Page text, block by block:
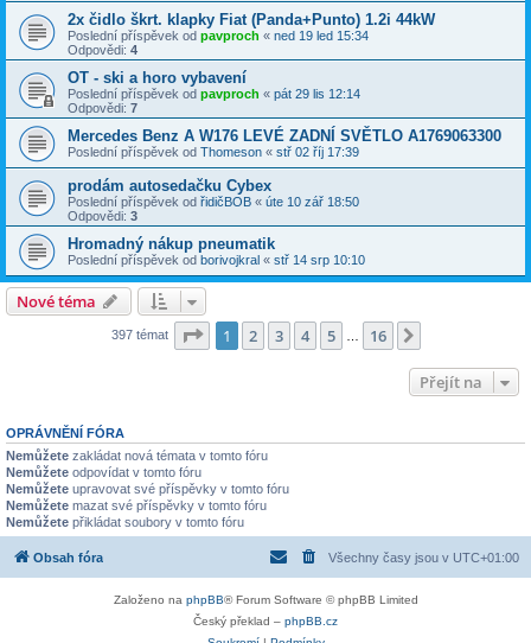
2x čidlo škrt. klapky Fiat (Panda+Punto) 1.2i 44kW
Poslední příspěvek od pavproch « ned 19 led 15:34
Odpovědi: 4
OT - ski a horo vybavení
Poslední příspěvek od pavproch « pát 29 lis 12:14
Odpovědi: 7
Mercedes Benz A W176 LEVÉ ZADNÍ SVĚTLO A1769063300
Poslední příspěvek od Thomeson « stř 02 říj 17:39
prodám autosedačku Cybex
Poslední příspěvek od řidičBOB « úte 10 zář 18:50
Odpovědi: 3
Hromadný nákup pneumatik
Poslední příspěvek od borivojkral « stř 14 srp 10:10
Nové téma
397 témat Stránka z 16
1 2 3 4 5 16
Přejít na
OPRÁVNĚNÍ FÓRA
Nemůžete zakládat nová témata v tomto fóru
Nemůžete odpovídat v tomto fóru
Nemůžete upravovat své příspěvky v tomto fóru
Nemůžete mazat své příspěvky v tomto fóru
Nemůžete přikládat soubory v tomto fóru
Obsah fóra Všechny časy jsou v UTC+01:00
Založeno na phpBB® Forum Software © phpBB Limited
Český překlad – phpBB.cz